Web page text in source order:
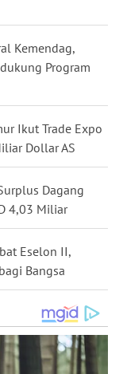
Kemendag,
Program
Ikut Trade Expo
Dollar AS
Dagang
4,03 Miliar
Eselon II,
Bangsa